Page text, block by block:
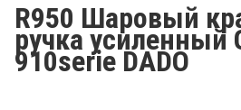
R950 Шаровый
ручка усиленный
910serie DADO